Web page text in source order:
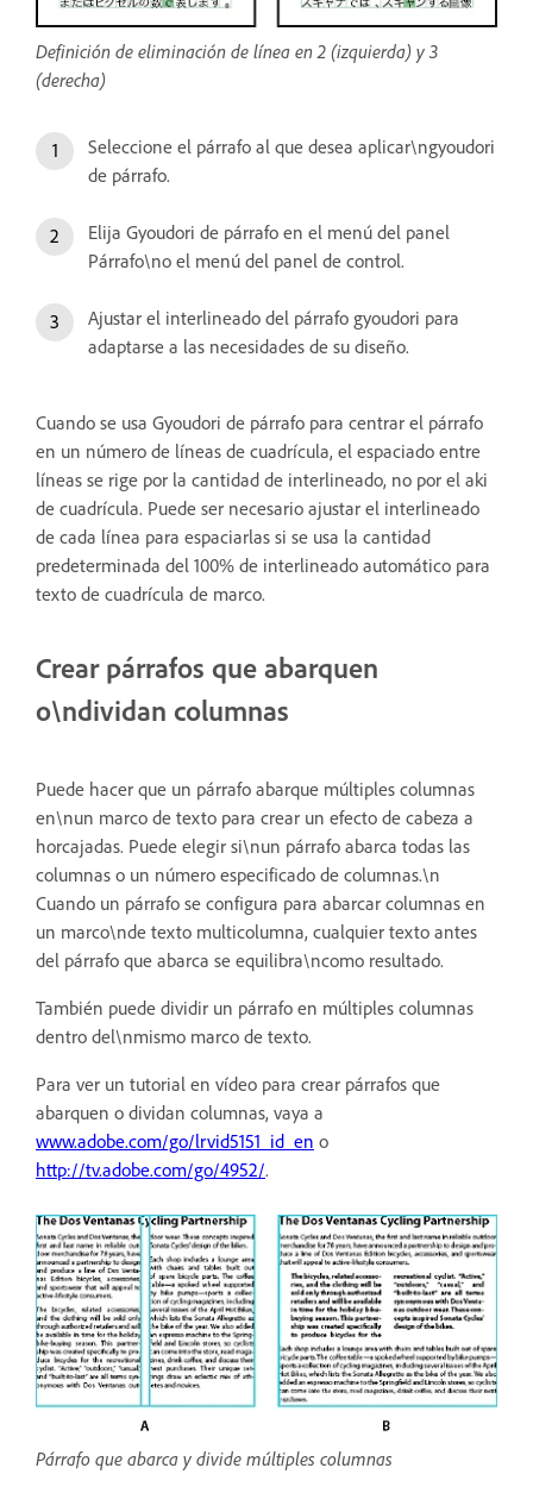
Definición de eliminación de línea en 2 (izquierda) y 3
(derecha)
Seleccione el párrafo al que desea aplicar\ngyoudori
de párrafo.
Elija Gyoudori de párrafo en el menú del panel
Párrafo\no el menú del panel de control.
Ajustar el interlineado del párrafo gyoudori para
adaptarse a las necesidades de su diseño.
Cuando se usa Gyoudori de párrafo para centrar el párrafo
en un número de líneas de cuadrícula, el espaciado entre
líneas se rige por la cantidad de interlineado, no por el aki
de cuadrícula. Puede ser necesario ajustar el interlineado
de cada línea para espaciarlas si se usa la cantidad
predeterminada del 100% de interlineado automático para
texto de cuadrícula de marco.
Crear párrafos que abarquen
o\ndividan columnas
Puede hacer que un párrafo abarque múltiples columnas
en\nun marco de texto para crear un efecto de cabeza a
horcajadas. Puede elegir si\nun párrafo abarca todas las
columnas o un número especificado de columnas.\n
Cuando un párrafo se configura para abarcar columnas en
un marco\nde texto multicolumna, cualquier texto antes
del párrafo que abarca se equilibra\ncomo resultado.
También puede dividir un párrafo en múltiples columnas
dentro del\nmismo marco de texto.
Para ver un tutorial en vídeo para crear párrafos que
abarquen o dividan columnas, vaya a
www.adobe.com/go/lrvid5151_id_en o
http://tv.adobe.com/go/4952/.
Párrafo que abarca y divide múltiples columnas